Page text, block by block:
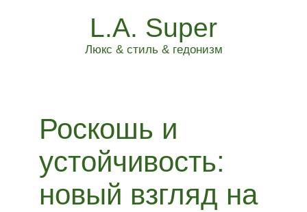
L.A. Super
Люкс & стиль & гедонизм
Роскошь и
устойчивость:
новый взгляд на